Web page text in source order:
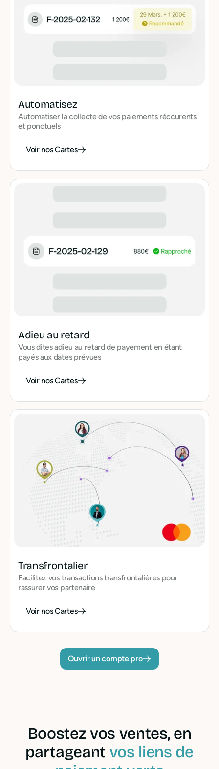
Automatisez
Automatiser la collecte de vos paiements réccurents
et ponctuels
Voir nos Cartes
Adieu au retard
Vous dites adieu au retard de payement en étant
payés aux dates prévues
Voir nos Cartes
Transfrontalier
Facilitez vos transactions transfrontalières pour
rassurer vos partenaire
Voir nos Cartes
Ouvrir un compte pro
Boostez vos ventes, en
partageant vos liens de